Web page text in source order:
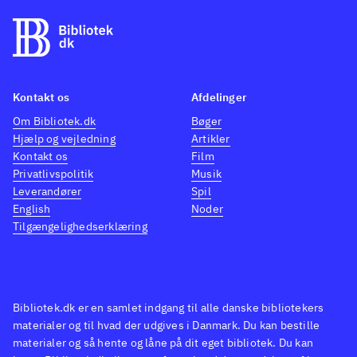
dem har mistet deres health og
er taget til fange. Grafik og lyd
giver mindelser om både 20 år
engelsk
Et noget ufærdigt spil, med en
del mangler og fejl. Er man
nostalgisk anlagt og kan huske
Turtles-spillene til NES for over
20 år siden, så er her mulighed
for et gensyn. Sværhedsgraden
gennemføre banerne. PEGI er
12 på grund af let voldeligt
indhold.
Bibliotek.dk er en samlet indgang til alle danske bibliotekers
materialer og til hvad der udgives i Danmark. Du kan bestille
materialer og så hente og låne på dit eget bibliotek. Du kan
Kontakt os
Om Bibliotek.dk
Hjælp og vejledning
Kontakt os
Privatlivspolitik
Leverandører
English
Tilgængelighedserklæring
Afdelinger
Bøger
Artikler
Film
Musik
Spil
Noder